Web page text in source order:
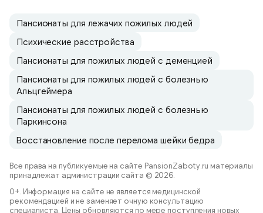
Пансионаты для лежачих пожилых людей
Психические расстройства
Пансионаты для пожилых людей с деменцией
Пансионаты для пожилых людей с болезнью
Альцгеймера
Пансионаты для пожилых людей с болезнью
Паркинсона
Восстановление после перелома шейки бедра
Все права на публикуемые на сайте PansionZaboty.ru материалы
принадлежат администрации сайта © 2026.
0+. Информация на сайте не является медицинской
рекомендацией и не заменяет очную консультацию
специалиста. Цены обновляются по мере поступления новых